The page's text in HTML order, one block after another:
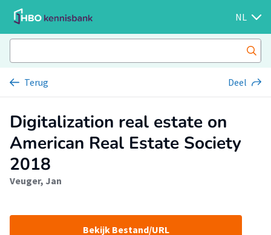
NL
Terug Deel
Digitalization real estate on
American Real Estate Society
2018
Veuger, Jan
Bekijk Bestand/URL